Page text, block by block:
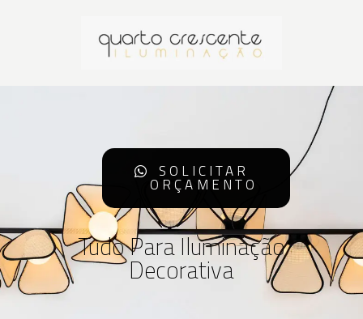
Tudo Para Iluminação
Decorativa
SOLICITAR
ORÇAMENTO